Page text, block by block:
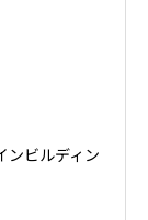
ビルディン